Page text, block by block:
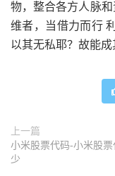
物，整合各方人脉
维者，当借力而行
以其无私耶？故能成
上一篇
小米股票代码-小米股票
少